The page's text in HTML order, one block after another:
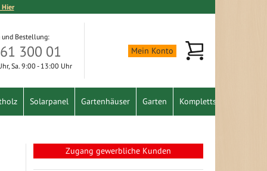
und Bestellung:
300 01
Sa. 9:00 - 13:00 Uhr
Mein Konto Mein Warenkorb
Solarpanel Gartenhäuser Garten Komplettset
Zugang gewerbliche Kunden